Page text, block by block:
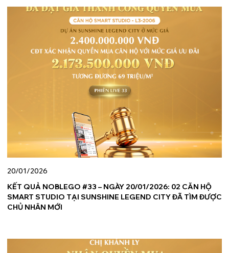
20/01/2026
KẾT QUẢ NOBLEGO #33 – NGÀY 20/01/2026: 02 CĂN HỘ
SMART STUDIO TẠI SUNSHINE LEGEND CITY ĐÃ TÌM ĐƯỢC
CHỦ NHÂN MỚI